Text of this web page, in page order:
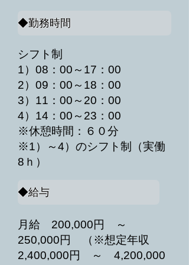
◆勤務時間
シフト制
1）08：00～17：00
2）09：00～18：00
3）11：00～20：00
4）14：00～23：00
※休憩時間：６０分
※1）～4）のシフト制（実働
8ｈ）
◆給与
月給 200,000円 ～
250,000円 （※想定年収
2,400,000円 ～ 4,200,000